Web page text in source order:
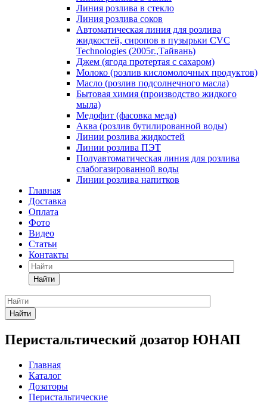
Линия розлива в стекло
Линия розлива соков
Автоматическая линия для розлива
жидкостей, сиропов в пузырьки CVC
Technologies (2005г.,Тайвань)
Джем (ягода протертая с сахаром)
Молоко (розлив кисломолочных продуктов)
Масло (розлив подсолнечного масла)
Бытовая химия (производство жидкого
мыла)
Медофит (фасовка меда)
Аква (розлив бутилированной воды)
Линии розлива жидкостей
Линии розлива ПЭТ
Полуавтоматическая линия для розлива
слабогазированной воды
Линии розлива напитков
Главная
Доставка
Оплата
Фото
Видео
Статьи
Контакты
Найти
Найти
Перистальтический дозатор ЮНАП
Главная
Каталог
Дозаторы
Перистальтические